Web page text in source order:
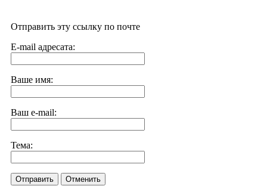
Отправить эту ссылку по почте
E-mail адресата:
Ваше имя:
Ваш e-mail:
Тема:
Отправить Отменить